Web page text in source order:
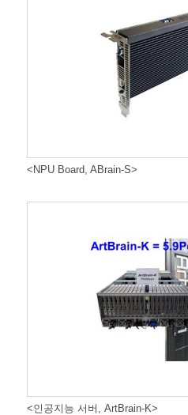
<NPU Board, ABrain-S>
<인공지능 서버, ArtBrain-K>